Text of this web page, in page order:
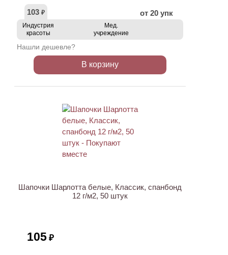
103 ₽ от 20 упк
Индустрия
красоты
Мед.
учреждение
Нашли дешевле?
В корзину
Шапочки Шарлотта белые, Классик, спанбонд
12 г/м2, 50 штук
105 ₽